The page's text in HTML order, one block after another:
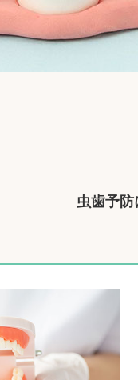
虫歯予防